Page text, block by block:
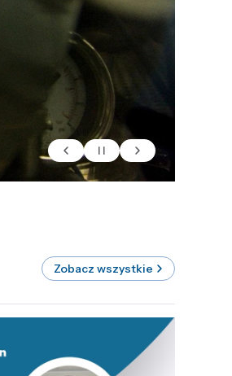
Zobacz wszystkie